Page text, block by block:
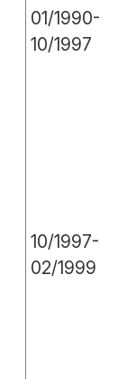
01/1990-
10/1997
10/1997-
02/1999